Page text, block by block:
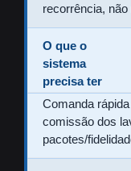
recorrência,
O que o
sistema
precisa ter
Comanda
comissão dos
pacotes/